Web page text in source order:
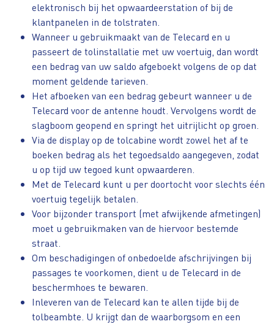
elektronisch bij het opwaardeerstation of bij de
klantpanelen in de tolstraten.
Wanneer u gebruikmaakt van de Telecard en u
passeert de tolinstallatie met uw voertuig, dan wordt
een bedrag van uw saldo afgeboekt volgens de op dat
moment geldende tarieven.
Het afboeken van een bedrag gebeurt wanneer u de
Telecard voor de antenne houdt. Vervolgens wordt de
slagboom geopend en springt het uitrijlicht op groen.
Via de display op de tolcabine wordt zowel het af te
boeken bedrag als het tegoedsaldo aangegeven, zodat
u op tijd uw tegoed kunt opwaarderen.
Met de Telecard kunt u per doortocht voor slechts één
voertuig tegelijk betalen.
Voor bijzonder transport (met afwijkende afmetingen)
moet u gebruikmaken van de hiervoor bestemde
straat.
Om beschadigingen of onbedoelde afschrijvingen bij
passages te voorkomen, dient u de Telecard in de
beschermhoes te bewaren.
Inleveren van de Telecard kan te allen tijde bij de
tolbeambte. U krijgt dan de waarborgsom en een